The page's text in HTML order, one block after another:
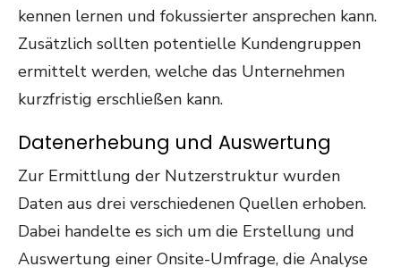
kennen lernen und fokussierter ansprechen kann.
Zusätzlich sollten potentielle Kundengruppen
ermittelt werden, welche das Unternehmen
kurzfristig erschließen kann.
Datenerhebung und Auswertung
Zur Ermittlung der Nutzerstruktur wurden
Daten aus drei verschiedenen Quellen erhoben.
Dabei handelte es sich um die Erstellung und
Auswertung einer Onsite-Umfrage, die Analyse